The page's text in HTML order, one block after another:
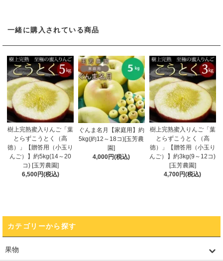
一緒に購入されている商品
樹上完熟蜜入りんご「葉
とらずこうとく（高
徳）」【贈答用（小玉り
んご）】約5kg(14～20
コ) [玉芳農園]
6,500円(税込)
ぐんま名月【家庭用】約
5kg(約12～18コ)[玉芳農
園]
4,000円(税込)
樹上完熟蜜入りんご「葉
とらずこうとく（高
徳）」【贈答用（小玉り
んご）】約3kg(9～12コ)
[玉芳農園]
4,700円(税込)
カテゴリーから探す
果物